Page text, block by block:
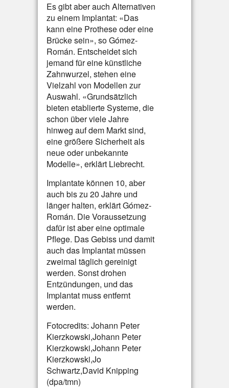
Es gibt aber auch Alternativen
zu einem Implantat: «Das
kann eine Prothese oder eine
Brücke sein», so Gómez-
Román. Entscheidet sich
jemand für eine künstliche
Zahnwurzel, stehen eine
Vielzahl von Modellen zur
Auswahl. «Grundsätzlich
bieten etablierte Systeme, die
schon über viele Jahre
hinweg auf dem Markt sind,
eine größere Sicherheit als
neue oder unbekannte
Modelle», erklärt Liebrecht.
Implantate können 10, aber
auch bis zu 20 Jahre und
länger halten, erklärt Gómez-
Román. Die Voraussetzung
dafür ist aber eine optimale
Pflege. Das Gebiss und damit
auch das Implantat müssen
zweimal täglich gereinigt
werden. Sonst drohen
Entzündungen, und das
Implantat muss entfernt
werden.
Fotocredits: Johann Peter
Kierzkowski,Johann Peter
Kierzkowski,Johann Peter
Kierzkowski,Jo
Schwartz,David Knipping
(dpa/tmn)